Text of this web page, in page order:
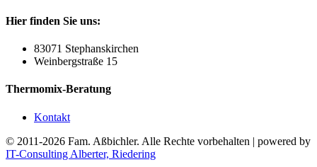
Hier finden Sie uns:
83071 Stephanskirchen
Weinbergstraße 15
Thermomix-Beratung
Kontakt
© 2011-2026 Fam. Aßbichler. Alle Rechte vorbehalten | powered by
IT-Consulting Alberter, Riedering